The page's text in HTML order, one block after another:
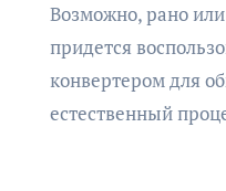
Возможно, рано или поздно каждому из нас
придется
конвертером для
естественный